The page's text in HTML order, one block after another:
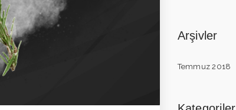
Arşivler
Temmuz 2018